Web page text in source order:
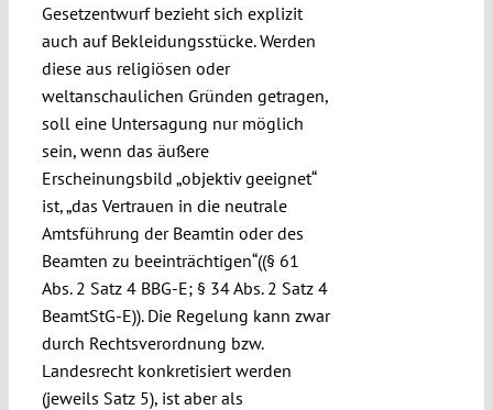
Gesetzentwurf bezieht sich explizit
auch auf Bekleidungsstücke. Werden
diese aus religiösen oder
weltanschaulichen Gründen getragen,
soll eine Untersagung nur möglich
sein, wenn das äußere
Erscheinungsbild „objektiv geeignet“
ist, „das Vertrauen in die neutrale
Amtsführung der Beamtin oder des
Beamten zu beeinträchtigen“((§ 61
Abs. 2 Satz 4 BBG-E; § 34 Abs. 2 Satz 4
BeamtStG-E)). Die Regelung kann zwar
durch Rechtsverordnung bzw.
Landesrecht konkretisiert werden
(jeweils Satz 5), ist aber als